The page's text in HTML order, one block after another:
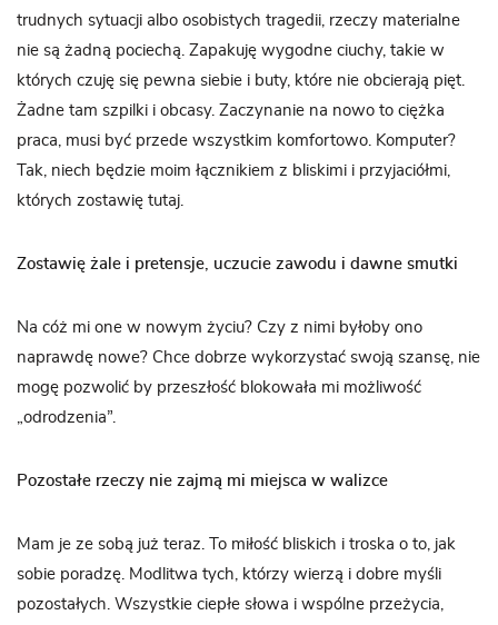
trudnych sytuacji albo osobistych tragedii, rzeczy materialne
nie są żadną pociechą. Zapakuję wygodne ciuchy, takie w
których czuję się pewna siebie i buty, które nie obcierają pięt.
Żadne tam szpilki i obcasy. Zaczynanie na nowo to ciężka
praca, musi być przede wszystkim komfortowo. Komputer?
Tak, niech będzie moim łącznikiem z bliskimi i przyjaciółmi,
których zostawię tutaj.
Zostawię żale i pretensje, uczucie zawodu i dawne smutki
Na cóż mi one w nowym życiu? Czy z nimi byłoby ono
naprawdę nowe? Chce dobrze wykorzystać swoją szansę, nie
mogę pozwolić by przeszłość blokowała mi możliwość
„odrodzenia”.
Pozostałe rzeczy nie zajmą mi miejsca w walizce
Mam je ze sobą już teraz. To miłość bliskich i troska o to, jak
sobie poradzę. Modlitwa tych, którzy wierzą i dobre myśli
pozostałych. Wszystkie ciepłe słowa i wspólne przeżycia,